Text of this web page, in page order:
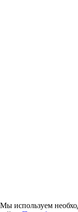
Мы используем